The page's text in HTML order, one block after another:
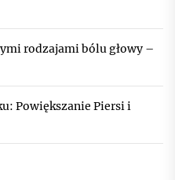
rodzajami bólu głowy –
Powiększanie Piersi i